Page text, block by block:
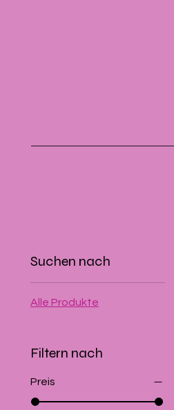
Suchen nach
Alle Produkte
Filtern nach
Preis